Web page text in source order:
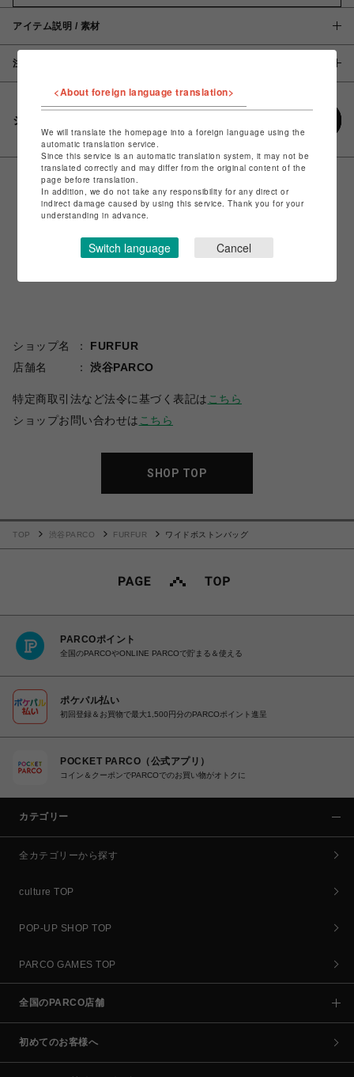
アイテム説明 / 素材
注意事項
シェアする
ショップ名
FURFUR
店舗名
渋谷PARCO
特定商取引法など法令に基づく表記は こちら
ショップお問い合わせは こちら
SHOP TOP
TOP 渋谷PARCO FURFUR ワイドボストンバッグ
PARCOポイント
全国のPARCOやONLINE PARCOで貯まる＆使える
ポケパル払い
初回登録＆お買物で最大1,500円分のPARCOポイント進呈
POCKET PARCO（公式アプリ）
コイン＆クーポンでPARCOでのお買い物がオトクに
カテゴリー
全カテゴリーから探す
culture TOP
POP-UP SHOP TOP
PARCO GAMES TOP
全国のPARCO店舗
初めてのお客様へ
<About foreign language translation>
We will translate the homepage into a foreign language using the
automatic translation service.
Since this service is an automatic translation system, it may not be
translated correctly and may differ from the original content of the
page before translation.
In addition, we do not take any responsibility for any direct or
indirect damage caused by using this service. Thank you for your
understanding in advance.
Switch language Cancel